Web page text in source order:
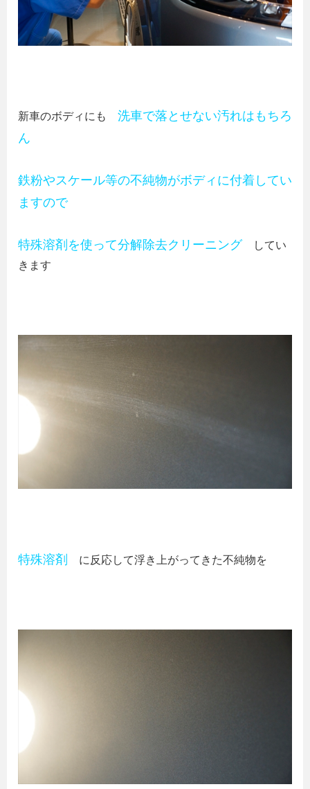
新車のボディにも 洗車で落とせない汚れはもちろ
ん
鉄粉やスケール等の不純物がボディに付着してい
ますので
特殊溶剤を使って分解除去クリーニング してい
きます
特殊溶剤 に反応して浮き上がってきた不純物を